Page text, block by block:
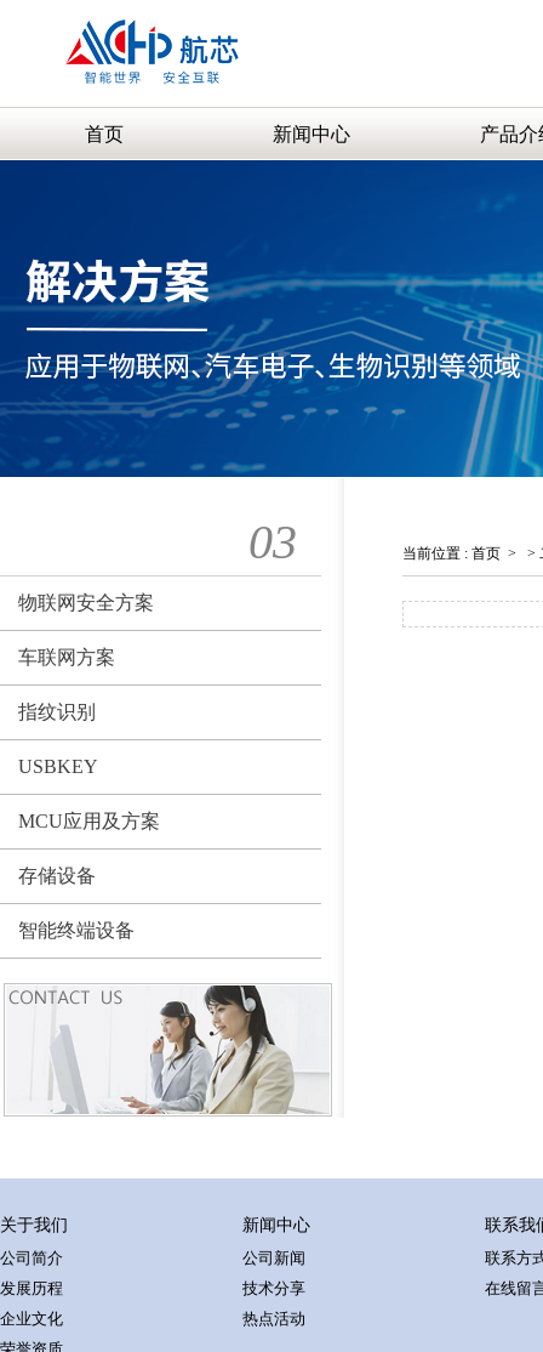
首页 新闻中心 产品介
03
物联网安全方案
车联网方案
指纹识别
USBKEY
MCU应用及方案
存储设备
智能终端设备
当前位置 : 首页 > >
关于我们
公司简介
发展历程
企业文化
新闻中心
公司新闻
技术分享
热点活动
联系我
联系方
在线留